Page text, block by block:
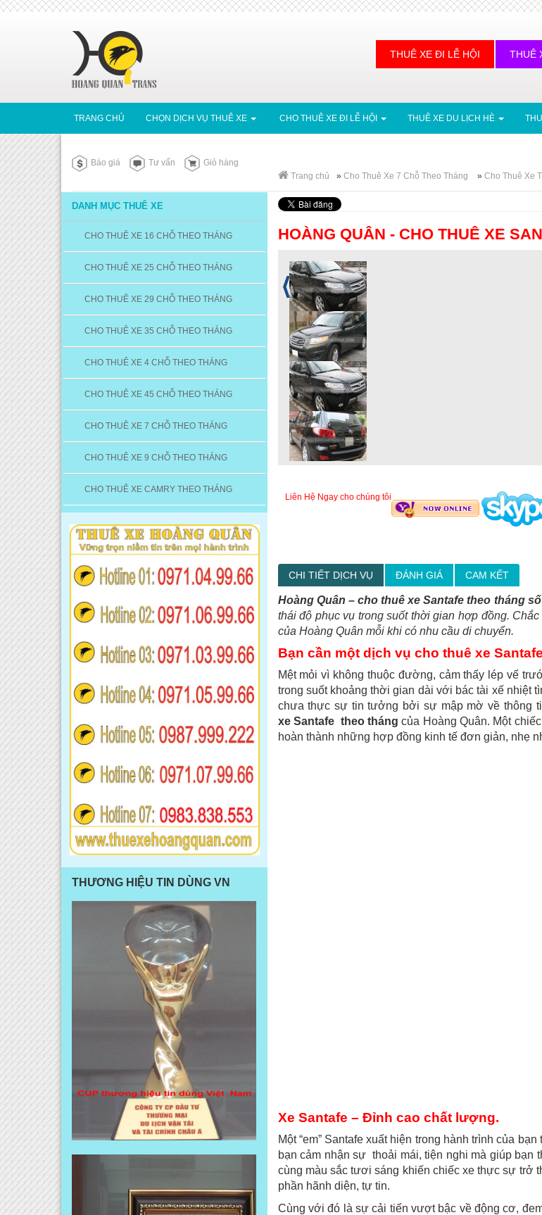
THUÊ XE ĐI LỄ HỘI THUÊ
TRANG CHỦ CHỌN DỊCH VỤ THUÊ XE CHO THUÊ XE ĐI LỄ HỘI THUÊ XE DU LỊCH HÈ
Báo giá Tư vấn
Giỏ hàng
Trang chủ
» Cho Thuê Xe 7 Chỗ Theo Tháng » Cho Thuê Xe
DANH MỤC THUÊ XE
CHO THUÊ XE 16 CHỖ THEO THÁNG
CHO THUÊ XE 25 CHỖ THEO THÁNG
CHO THUÊ XE 29 CHỖ THEO THÁNG
CHO THUÊ XE 35 CHỖ THEO THÁNG
CHO THUÊ XE 4 CHỖ THEO THÁNG
CHO THUÊ XE 45 CHỖ THEO THÁNG
CHO THUÊ XE 7 CHỖ THEO THÁNG
CHO THUÊ XE 9 CHỖ THEO THÁNG
CHO THUÊ XE CAMRY THEO THÁNG
THƯƠNG HIỆU TIN DÙNG VN
HOÀNG QUÂN - CHO THUÊ XE
Liên Hệ Ngay cho chúng tôi
CHI TIẾT DỊCH VỤ ĐÁNH GIÁ CAM KẾT
Hoàng Quân – cho thuê xe Santafe theo tháng
thái độ phục vụ trong suốt thời gian hợp đồng.
của Hoàng Quân mỗi khi có nhu cầu di chuyển.
Bạn cần một dịch vụ cho thuê xe
Mệt mỏi vì không thuộc đường, cảm thấy lép vế
trong suốt khoảng thời gian dài với bác tài xế nhiệt
chưa thực sự tin tưởng bởi sự mập mờ về thông
xe Santafe theo tháng của Hoàng Quân. Một
hoàn thành những hợp đồng kinh tế đơn giản, nhẹ
Xe Santafe – Đỉnh cao chất lượng.
Một “em” Santafe xuất hiện trong hành trình của
bạn cảm nhận sự thoải mái, tiện nghi mà giúp bạn
cùng màu sắc tươi sáng khiến chiếc xe thực sự trở
phần hãnh diện, tự tin.
Cùng với đó là sự cải tiến vượt bậc về động cơ,